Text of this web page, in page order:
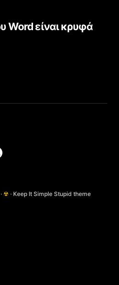
Word είναι κρυφά
☢ · Keep It Simple Stupid theme